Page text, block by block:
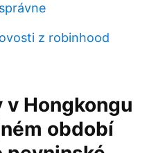
z robinhood
v Hongkongu
období